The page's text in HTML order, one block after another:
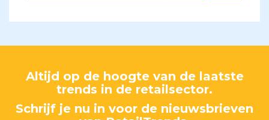
Altijd op de hoogte van de laatste
trends in de retailsector.
Schrijf je nu in voor de nieuwsbrieven